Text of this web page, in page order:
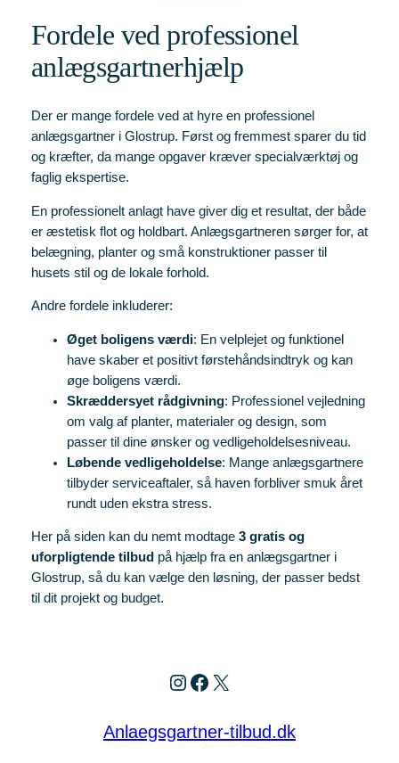
Fordele ved professionel
anlægsgartnerhjælp
Der er mange fordele ved at hyre en professionel
anlægsgartner i Glostrup. Først og fremmest sparer du tid
og kræfter, da mange opgaver kræver specialværktøj og
faglig ekspertise.
En professionelt anlagt have giver dig et resultat, der både
er æstetisk flot og holdbart. Anlægsgartneren sørger for, at
belægning, planter og små konstruktioner passer til
husets stil og de lokale forhold.
Andre fordele inkluderer:
Øget boligens værdi: En velplejet og funktionel
have skaber et positivt førstehåndsindtryk og kan
øge boligens værdi.
Skræddersyet rådgivning: Professionel vejledning
om valg af planter, materialer og design, som
passer til dine ønsker og vedligeholdelsesniveau.
Løbende vedligeholdelse: Mange anlægsgartnere
tilbyder serviceaftaler, så haven forbliver smuk året
rundt uden ekstra stress.
Her på siden kan du nemt modtage 3 gratis og
uforpligtende tilbud på hjælp fra en anlægsgartner i
Glostrup, så du kan vælge den løsning, der passer bedst
til dit projekt og budget.
Instagram
Facebook
X
Anlaegsgartner-tilbud.dk